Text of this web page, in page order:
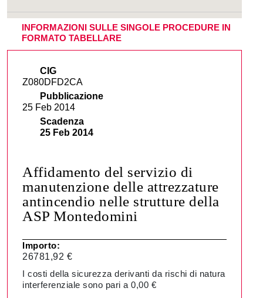
INFORMAZIONI SULLE SINGOLE PROCEDURE IN
FORMATO TABELLARE
CIG
Z080DFD2CA
Pubblicazione
25 Feb 2014
Scadenza
25 Feb 2014
Affidamento del servizio di
manutenzione delle attrezzature
antincendio nelle strutture della
ASP Montedomini
Importo:
26781,92 €
I costi della sicurezza derivanti da rischi di natura
interferenziale sono pari a 0,00 €